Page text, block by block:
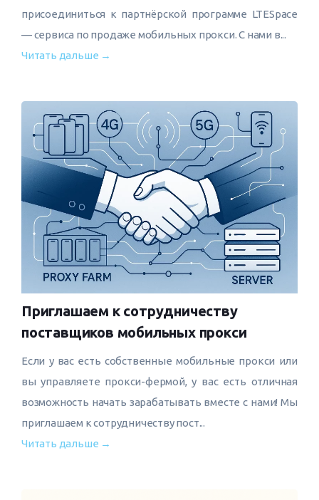
присоединиться к партнёрской программе LTESpace
— сервиса по продаже мобильных прокси. С нами в...
Читать дальше →
Приглашаем к сотрудничеству
поставщиков мобильных прокси
Если у вас есть собственные мобильные прокси или
вы управляете прокси-фермой, у вас есть отличная
возможность начать зарабатывать вместе с нами! Мы
приглашаем к сотрудничеству пост...
Читать дальше →